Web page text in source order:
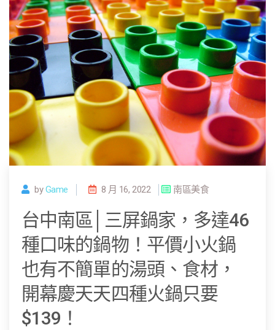
byGame 8 月 16, 2022 南區美食
台中南區│三屏鍋家，多達46
種口味的鍋物！平價小火鍋
也有不簡單的湯頭、食材，
開幕慶天天四種火鍋只要
$139！